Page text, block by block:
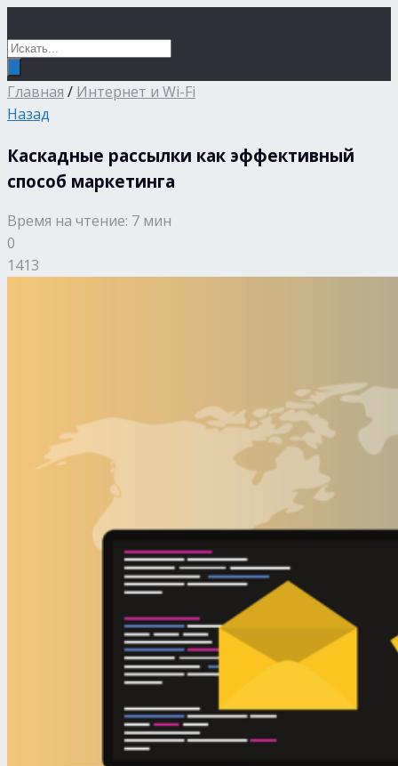
Главная / Интернет и Wi-Fi
Назад
Каскадные рассылки как эффективный
способ маркетинга
Время на чтение: 7 мин
0
1413